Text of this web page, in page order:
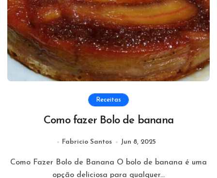
Receitas
Como fazer Bolo de banana
Fabricio Santos Jun 8, 2025
Como Fazer Bolo de Banana O bolo de banana é uma
opção deliciosa para qualquer...